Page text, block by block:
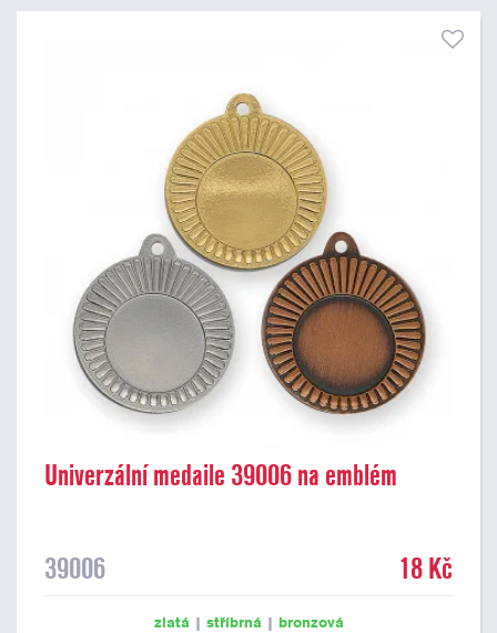
Univerzální medaile 39006 na emblém
39006 18 Kč
zlatá | stříbrná | bronzová